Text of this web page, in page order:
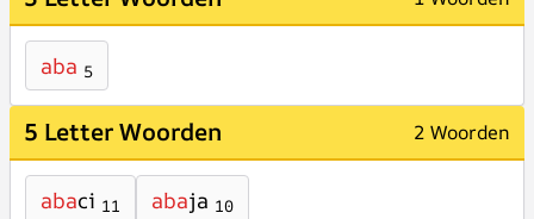
aba 5
5 Letter Woorden 2 Woorden
abaci 11 abaja 10